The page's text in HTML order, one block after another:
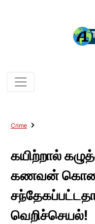
Crime
கயிற்றால்
கணவன்
வெறிச்செயல்!